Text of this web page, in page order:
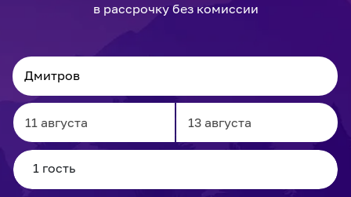
в рассрочку без комиссии
Navigate
forward
to
Navigate
to